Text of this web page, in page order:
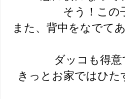
そう！この
また、背中をなでて
ダッコも得
きっとお家ではひ